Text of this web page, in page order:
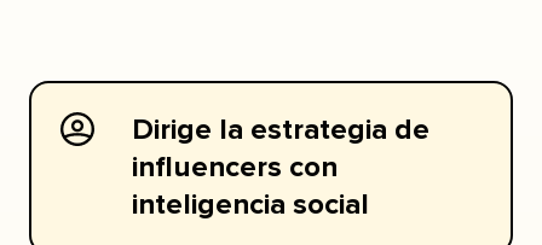
Dirige la estrategia de
influencers con
inteligencia social​​